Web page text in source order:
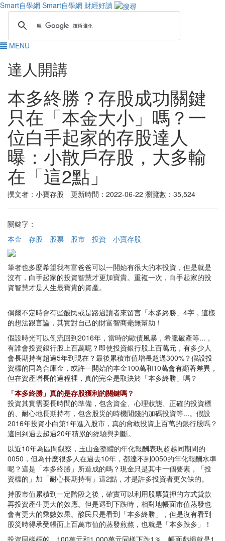
Smart自學網 Smart自學網 財經好讀
MENU
達人開講
本多終勝？存股成功關鍵
只在「本金大小」嗎？一
位白手起家的存股達人
曝：小散戶存股，大多輸
在「這2點」
撰文者：小寶存股 更新時間：2022-06-22 瀏覽數：35,524
關鍵字：
本金
存股 股票 股市 投資 小寶存股
筆者也多麼希望我有富爸爸可以一開始有很大的本投資，但是就是
沒有，白手起家的投資智慧才更加寶貴。重複一次，白手起家的投
資智慧才是人生最寶貴的資產。
偶爾不定時會有些酸民或是路過讀者來留言「本多終勝」4字，這樣
的想法跟言論，其實對自己的財富智商毫無幫助！
假設時光可以倒流回到2016年，當時的歐債風暴，希臘破產等...，
有誰會投資銀行股上百萬呢？即使投資銀行股上百萬元，有多少人
會長期持有超過5年到現在？最後累積市值增長超過300%？假設投
資標的同為合庫金，或許一開始的本金100萬和10萬會有顯著差異，
但在資產增長的過程裡，真的完全是取決於「本多終勝」嗎？
「本多終勝」真的是存股獲利的關鍵嗎？
投資其實需要長時間的準備，包含資金、心理狀態、正確的投資標
的、耐心地長期持有，包含股災的時機閒錢的加碼投資等...。假設
2016年投資小白第1年進入股市，真的會敢投資上百萬的銀行股嗎？
這回到過去超過20年積累的經驗與判斷。
以近10年為區間觀察，玉山金整體的年化報酬表現超越同期間的
0050，但為什麽很多人在過去10年，都達不到0050的年化報酬水準
呢？這是「本多終勝」所造成的嗎？現金只是其中一個要素，「投
資標的」加「耐心長期持有」這2點，才是許多投資者更欠缺的。
持股市值累積到一定階段之後，確實可以利用股票質押的方式貸款
再投資產生更大的效應。但是遇到下跌時，相對地帳面市值蒸發也
會有更大的乘數效果。酸民只是看到「本多終勝」，但是沒有看到
股災時得承受帳面上百萬市值的蒸發煎熬，也就是「本多跌多」！